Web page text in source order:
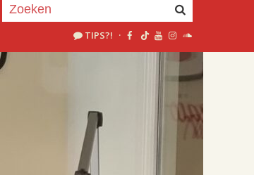
TIPS?! ·
uur 1 van 2
Volgend uur